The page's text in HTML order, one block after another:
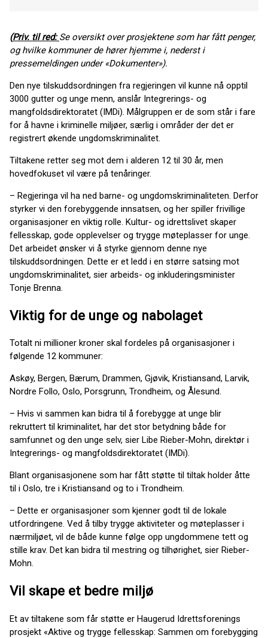
(Priv. til red: Se oversikt over prosjektene som har fått penger,
og hvilke kommuner de hører hjemme i, nederst i
pressemeldingen under «Dokumenter»).
Den nye tilskuddsordningen fra regjeringen vil kunne nå opptil
3000 gutter og unge menn, anslår Integrerings- og
mangfoldsdirektoratet (IMDi). Målgruppen er de som står i fare
for å havne i kriminelle miljøer, særlig i områder der det er
registrert økende ungdomskriminalitet.
Tiltakene retter seg mot dem i alderen 12 til 30 år, men
hovedfokuset vil være på tenåringer.
– Regjeringa vil ha ned barne- og ungdomskriminaliteten. Derfor
styrker vi den forebyggende innsatsen, og her spiller frivillige
organisasjoner en viktig rolle. Kultur- og idrettslivet skaper
fellesskap, gode opplevelser og trygge møteplasser for unge.
Det arbeidet ønsker vi å styrke gjennom denne nye
tilskuddsordningen. Dette er et ledd i en større satsing mot
ungdomskriminalitet, sier arbeids- og inkluderingsminister
Tonje Brenna.
Viktig for de unge og nabolaget
Totalt ni millioner kroner skal fordeles på organisasjoner i
følgende 12 kommuner:
Askøy, Bergen, Bærum, Drammen, Gjøvik, Kristiansand, Larvik,
Nordre Follo, Oslo, Porsgrunn, Trondheim, og Ålesund.
– Hvis vi sammen kan bidra til å forebygge at unge blir
rekruttert til kriminalitet, har det stor betydning både for
samfunnet og den unge selv, sier Libe Rieber-Mohn, direktør i
Integrerings- og mangfoldsdirektoratet (IMDi).
Blant organisasjonene som har fått støtte til tiltak holder åtte
til i Oslo, tre i Kristiansand og to i Trondheim.
– Dette er organisasjoner som kjenner godt til de lokale
utfordringene. Ved å tilby trygge aktiviteter og møteplasser i
nærmiljøet, vil de både kunne følge opp ungdommene tett og
stille krav. Det kan bidra til mestring og tilhørighet, sier Rieber-
Mohn.
Vil skape et bedre miljø
Et av tiltakene som får støtte er Haugerud Idrettsforenings
prosjekt «Aktive og trygge fellesskap: Sammen om forebygging